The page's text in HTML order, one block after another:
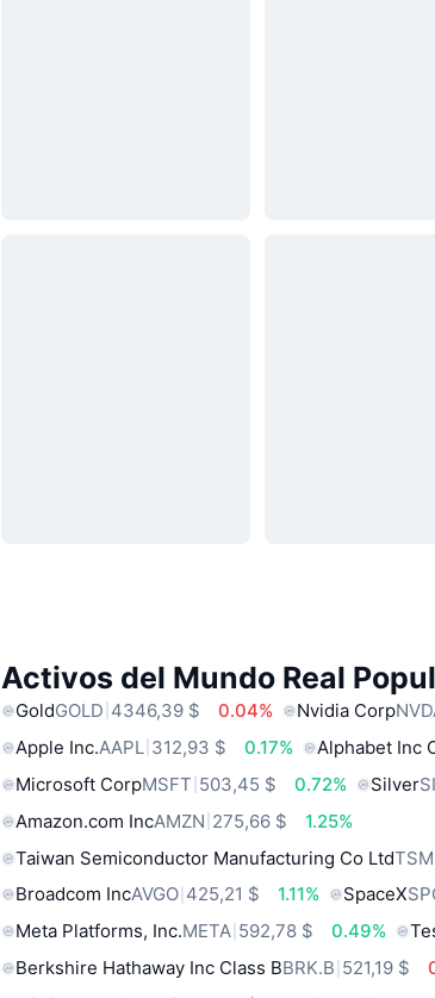
Activos del Mundo Real
GoldGOLD 4346,39 $ 0.04% Nvidia Corp
Apple Inc.AAPL 312,93 $ 0.17% Alphabet Inc
Microsoft CorpMSFT 503,45 $ 0.72% Silver
Amazon.com IncAMZN 275,66 $
1.25%
Taiwan Semiconductor Manufacturing Co LtdTSM
Broadcom IncAVGO 425,21 $ 1.11% SpaceX
Meta Platforms, Inc.META 592,78 $ 0.49%
Berkshire Hathaway Inc Class BBRK.B 521,19 $